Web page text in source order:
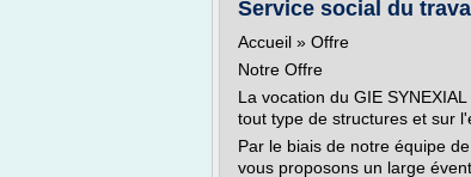
Service social du
Accueil » Offre
Notre Offre
La vocation du GIE
tout type de structures et sur
Par le biais de notre équipe
vous proposons un large